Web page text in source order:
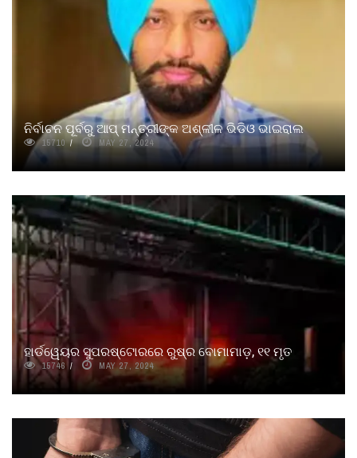
ନିର୍ବାଚନ ପୂର୍ବରୁ ଆପ୍ ମନ୍ତ୍ରୀଙ୍କ ଅଶ୍ଳୀଳ ଭିଡିଓ ଭାଇରାଲ
15710 MAY 27, 2024
ହାର୍ଡୱେୟର ସୁପରଷ୍ଟୋରରେ ରୁଷ୍‌ର ବୋମାମାଡ଼, ୧୧ ମୃତ
15746 MAY 27, 2024